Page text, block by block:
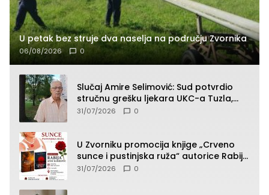
U petak bez struje dva naselja na području Zvornika
06/08/2026 0
Slučaj Amire Selimović: Sud potvrdio
stručnu grešku ljekara UKC-a Tuzla,
presudan dokaz ostala obdukcija
31/07/2026 0
U Zvorniku promocija knjige „Crveno
sunce i pustinjska ruža“ autorice Rabije
Avdić-Hamidović
31/07/2026 0